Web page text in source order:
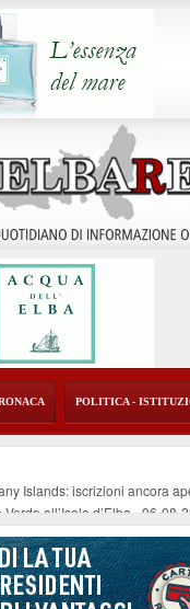
POLITICA -
Islands: iscrizioni ancora
all’Isola d’Elba-06-08-
a Capoliveri, illeso il
della biblioteca comunale
la Festa di Liberazione: il